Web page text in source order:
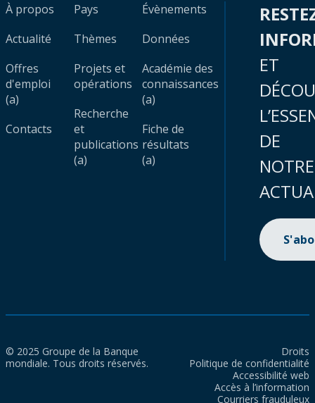
À propos
Actualité
Offres
d'emploi
(a)
Contacts
Pays
Thèmes
Projets et
opérations
Recherche
et
publications
(a)
Évènements
Données
Académie des
connaissances
(a)
Fiche de
résultats
(a)
ET
DE
NOTRE
© 2025 Groupe de la Banque
mondiale. Tous droits réservés.
Droits
Politique de confidentialité
Accessibilité web
Accès à l’information
Courriers frauduleux